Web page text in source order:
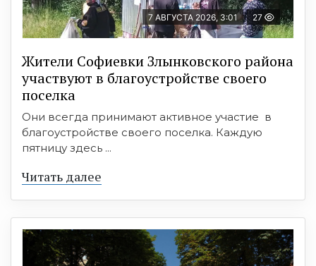
7 АВГУСТА 2026, 3:01 27
Жители Софиевки Злынковского района
участвуют в благоустройстве своего
поселка
Они всегда принимают активное участие в
благоустройстве своего поселка. Каждую
пятницу здесь ...
Читать далее